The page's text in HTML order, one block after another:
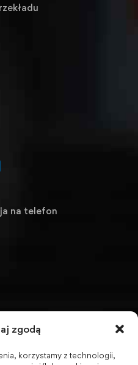
zgodą
korzystamy z technologii,
na telefon